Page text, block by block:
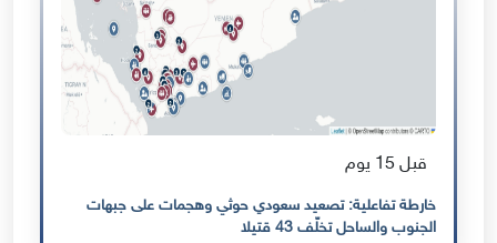
قبل 15 يوم
خارطة تفاعلية: تصعيد سعودي حوثي وهجمات على جبهات
الجنوب والساحل تخلّف 43 قتيلا